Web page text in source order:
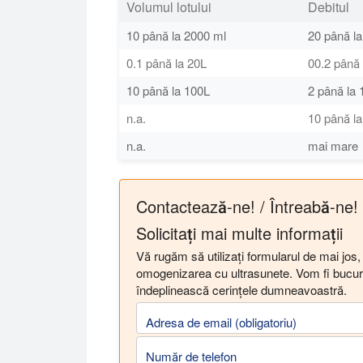
Volumul lotului Debitul
10 până la 2000 ml
20 până
0.1 până la 20L
00.2
10 până la 100L
2 până la
n.a.
10 până
n.a.
mai mare
Contactează-ne! / Întreabă-ne!
Solicitați mai multe informații
Vă rugăm să utilizați formularul de mai
omogenizarea cu ultrasunete. Vom fi
îndeplinească cerințele dumneavoastră.
Adresa de email (obligatoriu)
Număr de telefon